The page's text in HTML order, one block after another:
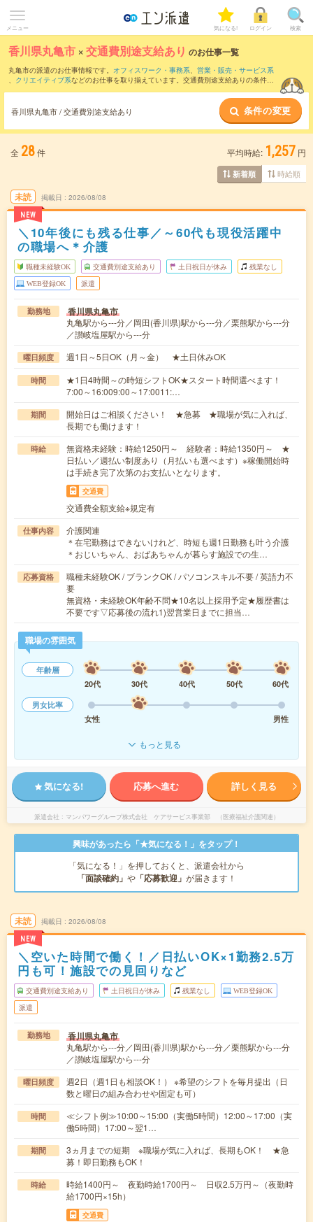
メニュー 気になる! ログイン 検索
香川県丸亀市 ×交通費別途支給あり のお仕事一覧
丸亀市の派遣のお仕事情報です。 オフィスワーク・事務系、 営業・販売・サービス系
、 クリエイティブ系などのお仕事を取り揃えています。交通費別途支給ありの条件の
香川県丸亀市 / 交通費別途支給あり 条件の変更
全 28件 平均時給: 1,257 円
新着順 時給順
未読
NEW
掲載日 2026/08/08
＼10年後にも残る仕事／～60代も現役活躍中
の職場へ＊介護
職種未経験OK 交通費別途支給あり 土日祝日が休み 残業なし
WEB登録OK 派遣
勤務地 香川県丸亀市
丸亀駅から---分／岡田(香川県)駅から---分／栗熊駅から---分
／讃岐塩屋駅から---分
曜日頻度 週1日～5日OK（月～金） ★土日休みOK
時間
★1日4時間～の時短シフトOK★スタート時間選べます！
7:00～16:009:00～17:0011:…
期間
開始日はご相談ください！ ★急募 ★職場が気に入れば、
長期でも働けます！
時給
無資格未経験：時給1250円～ 経験者：時給1350円～ ★
日払い／週払い制度あり（月払いも選べます）※稼働開始時
は手続き完了次第のお支払いとなります。
交通費
交通費全額支給※規定有
仕事内容
介護関連
＊在宅勤務はできないけれど、時短も週1日勤務も叶う介護
＊おじいちゃん、おばあちゃんが暮らす施設での生…
応募資格
職種未経験OK / ブランクOK / パソコンスキル不要 / 英語力不
要
無資格・未経験OK年齢不問★10名以上採用予定★履歴書は
不要です▽応募後の流れ1)翌営業日までに担当…
職場の雰囲気
年齢層
20代
30代 40代 50代
60代
男女比率
女性
男性
もっと見る
気になる! 応募へ進む 詳しく見る
派遣会社 マンパワーグループ株式会社 ケアサービス事業部 （医療福祉介護関連）
興味があったら「★気になる！」をタップ！
「気になる！」を押しておくと、派遣会社から
「面談確約」 や 「応募歓迎」 が届きます！
未読
NEW
掲載日 2026/08/08
＼空いた時間で働く！／日払いOK×1勤務2.5万
円も可！施設での見回りなど
交通費別途支給あり 土日祝日が休み 残業なし WEB登録OK
派遣
勤務地 香川県丸亀市
丸亀駅から---分／岡田(香川県)駅から---分／栗熊駅から---分
／讃岐塩屋駅から---分
曜日頻度
週2日（週1日も相談OK！） ※希望のシフトを毎月提出（日
数と曜日の組み合わせや固定も可）
時間
≪シフト例≫10:00～15:00（実働5時間）12:00～17:00（実
働5時間）17:00～翌1…
期間
3ヵ月までの短期 ※職場が気に入れば、長期もOK！ ★急
募！即日勤務もOK！
時給
時給1400円～ 夜勤時給1700円～ 日収2.5万円～（夜勤時
給1700円×15h）
交通費